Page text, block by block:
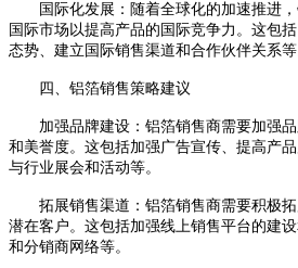
国际化发展：随着全球化的加速推进，
国际市场以提高产品的国际竞争力。这包
态势、建立国际销售渠道和合作伙伴关系等
四、铝箔销售策略建议
加强品牌建设：铝箔销售商需要加强品
和美誉度。这包括加强广告宣传、提高产
与行业展会和活动等。
拓展销售渠道：铝箔销售商需要积极拓
潜在客户。这包括加强线上销售平台的建
和分销商网络等。